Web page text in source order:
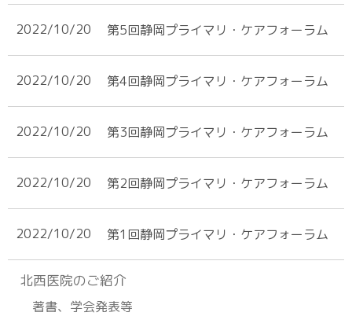
2022/10/20 第5回静岡プライマリ・ケアフォーラム
2022/10/20 第4回静岡プライマリ・ケアフォーラム
2022/10/20 第3回静岡プライマリ・ケアフォーラム
2022/10/20 第2回静岡プライマリ・ケアフォーラム
2022/10/20 第1回静岡プライマリ・ケアフォーラム
北⻄医院のご紹介
著書、学会発表等